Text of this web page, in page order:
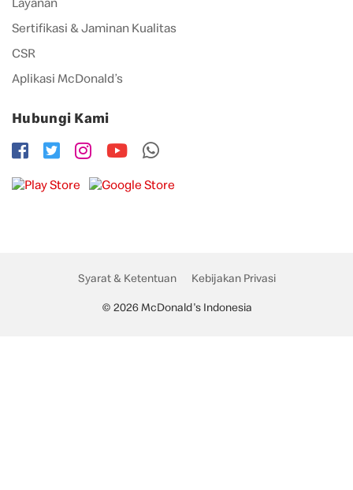
Layanan
Sertifikasi & Jaminan Kualitas
CSR
Aplikasi McDonald’s
Hubungi Kami
Syarat & Ketentuan Kebijakan Privasi
© 2026 McDonald's Indonesia